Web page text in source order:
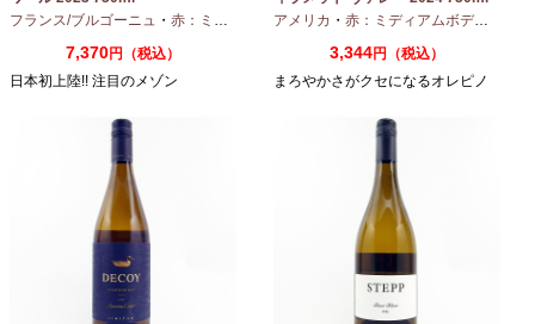
フランス/ブルゴーニュ ・ 赤：ミディアムボディ ・ ピノノワール
7,370円（税込）
日本初上陸!! 注目のメゾン
アメリカ ・ 赤：ミディアムボディ
3,344円（税込）
まろやかさがクセになるオレピノ